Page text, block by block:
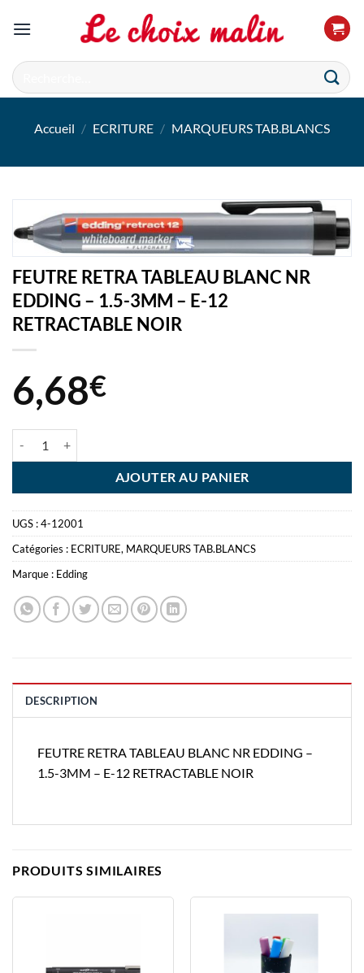
Recherche
pour :
Accueil / ECRITURE / MARQUEURS TAB.BLANCS
FEUTRE RETRA TABLEAU BLANC NR
EDDING – 1.5-3MM – E-12
RETRACTABLE NOIR
6,68€
AJOUTER AU PANIER
UGS :4-12001
Catégories : ECRITURE, MARQUEURS TAB.BLANCS
Marque : Edding
DESCRIPTION
FEUTRE RETRA TABLEAU BLANC NR EDDING –
1.5-3MM – E-12 RETRACTABLE NOIR
PRODUITS SIMILAIRES